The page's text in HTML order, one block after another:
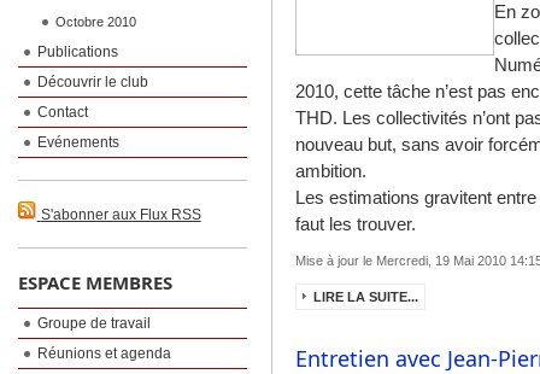
En
2010, cette tâche n’est pas
THD. Les collectivités n’ont
nouveau but, sans avoir
ambition.
Les estimations gravitent
faut les trouver.
Mise à jour le Mercredi, 19 Mai 2010
LIRE LA SUITE...
Entretien avec Jean-
Octobre 2010
Publications
Découvrir le club
Contact
Evénements
S'abonner aux Flux RSS
ESPACE MEMBRES
Groupe de travail
Réunions et agenda